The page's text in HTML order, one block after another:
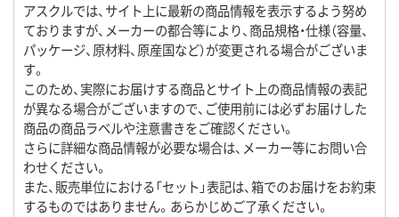
アスクルでは、サイト上に最新の商品情報を表示するよう努め
ておりますが、メーカーの都合等により、商品規格・仕様（容量、
パッケージ、原材料、原産国など）が変更される場合がございま
す。
このため、実際にお届けする商品とサイト上の商品情報の表記
が異なる場合がございますので、ご使用前には必ずお届けした
商品の商品ラベルや注意書きをご確認ください。
さらに詳細な商品情報が必要な場合は、メーカー等にお問い合
わせください。
また、販売単位における「セット」表記は、箱でのお届けをお約束
するものではありません。あらかじめご了承ください。